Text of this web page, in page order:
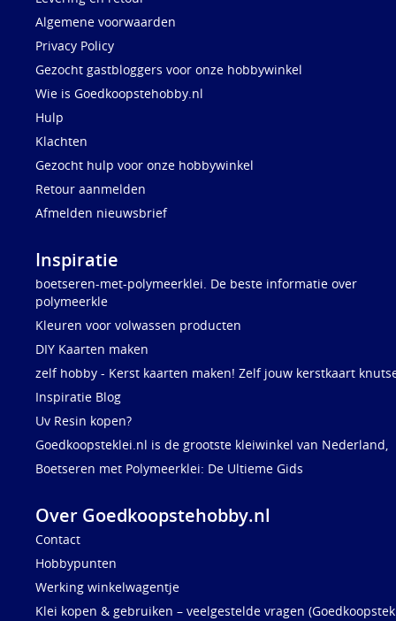
Algemene voorwaarden
Privacy Policy
Gezocht gastbloggers voor onze hobbywinkel
Wie is Goedkoopstehobby.nl
Hulp
Klachten
Gezocht hulp voor onze hobbywinkel
Retour aanmelden
Afmelden nieuwsbrief
Inspiratie
boetseren-met-polymeerklei. De beste informatie over
polymeerkle
Kleuren voor volwassen producten
DIY Kaarten maken
zelf hobby - Kerst kaarten maken! Zelf jouw kerstkaart
Inspiratie Blog
Uv Resin kopen?
Goedkoopsteklei.nl is de grootste kleiwinkel van Nederland,
Boetseren met Polymeerklei: De Ultieme Gids
Over Goedkoopstehobby.nl
Contact
Hobbypunten
Werking winkelwagentje
Klei kopen & gebruiken – veelgestelde vragen